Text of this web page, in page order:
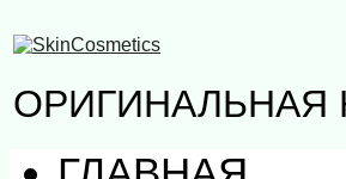
ОРИГИНАЛЬНАЯ